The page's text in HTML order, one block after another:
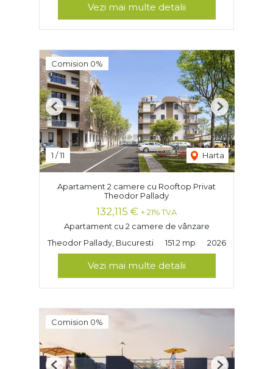
Vezi mai multe detalii
Comision 0%
1 /11 Harta
Previous Next
Apartament 2 camere cu Rooftop Privat
Theodor Pallady
132,115 € + 21% TVA
Apartament cu 2 camere de vânzare
Theodor Pallady, Bucuresti
151.2 mp 2026
Vezi mai multe detalii
Comision 0%